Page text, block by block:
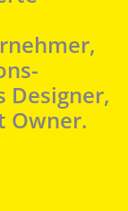
Designer,
Owner.